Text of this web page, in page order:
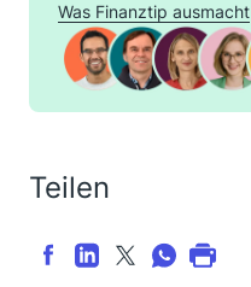
Was Finanztip ausmacht
Teilen